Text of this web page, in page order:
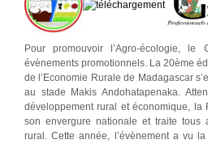
Pour promouvoir l’Agro-écologie, le
évènements promotionnels. La 20ème
de l’Economie Rurale de Madagascar
au stade Makis Andohatapenaka.
développement rural et économique, la
son envergure nationale et traite tous
rural. Cette année, l’évènement a vu